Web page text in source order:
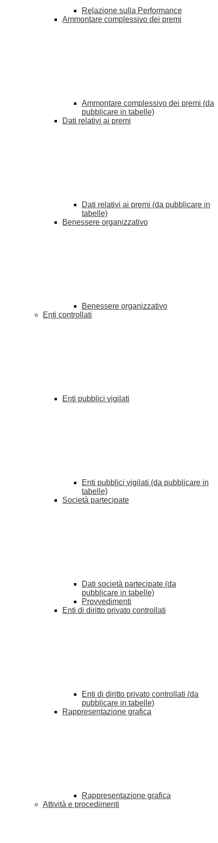
Relazione sulla Performance
Ammontare complessivo dei premi
Ammontare complessivo dei premi (da
pubblicare in tabelle)
Dati relativi ai premi
Dati relativi ai premi (da pubblicare in
tabelle)
Benessere organizzativo
Benessere organizzativo
Enti controllati
Enti pubblici vigilati
Enti pubblici vigilati (da pubblicare in
tabelle)
Società partecipate
Dati società partecipate (da
pubblicare in tabelle)
Provvedimenti
Enti di diritto privato controllati
Enti di diritto privato controllati (da
pubblicare in tabelle)
Rappresentazione grafica
Rappresentazione grafica
Attività e procedimenti